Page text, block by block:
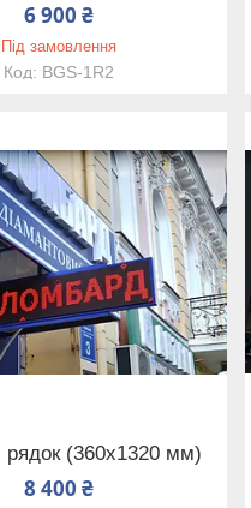
6 900 ₴
Під замовлення
BGS-1R2
рядок (360х1320 мм)
8 400 ₴